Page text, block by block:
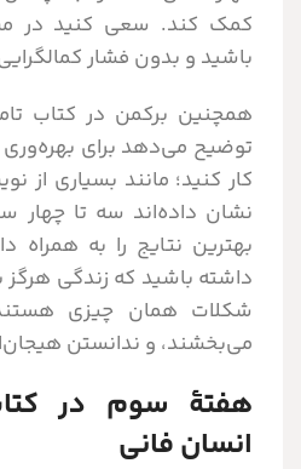
کمک کند. سعی کنید در
باشید و بدون فشار
همچنین برکمن در کتاب
توضیح می‌دهد برای بهره‌وری
کار کنید؛ مانند بسیاری از
نشان‌ داده‌اند سه تا چهار
بهترین نتایج را به همراه
داشته باشید که زندگی
شکلات همان چیزی
می‌بخشند، و ندانستن
هفتۀ سوم در
انسان فانی